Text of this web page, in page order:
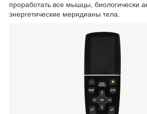
проработать все мышцы, биологически
энергетические меридианы тела.